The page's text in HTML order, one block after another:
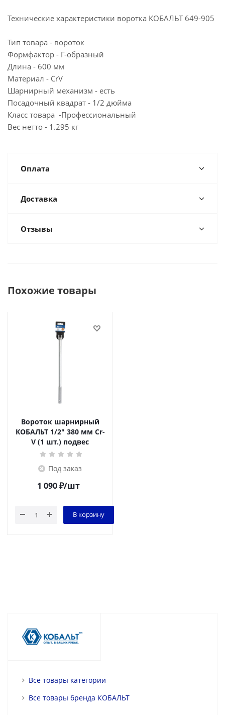
Технические характеристики воротка КОБАЛЬТ 649-905
Тип товара - вороток
Формфактор - Г-образный
Длина - 600 мм
Материал - CrV
Шарнирный механизм - есть
Посадочный квадрат - 1/2 дюйма
Класс товара -Профессиональный
Вес нетто - 1.295 кг
Оплата
Доставка
Отзывы
Похожие товары
Вороток шарнирный
КОБАЛЬТ 1/2" 380 мм Cr-
V (1 шт.) подвес
Под заказ
1 090₽/шт
В корзину
Все товары категории
Все товары бренда КОБАЛЬТ